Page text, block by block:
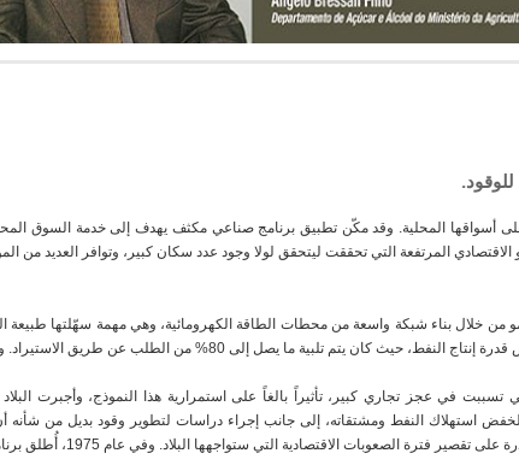
للوقود.
أسواقها المحلية. وقد مكّن تطبيق برنامج صناعي مكثف يهدف إلى خدمة السوق
الاقتصادي المرتفعة التي تحققت ليتحقق لولا وجود عدد سكان كبير، وتوافر العديد من
من خلال بناء شبكة واسعة من محطات الطاقة الكهرومائية، وهي مهمة سهّلتها طبيعة
كان يتم تلبية ما يصل إلى 80% من الطلب عن طريق الاستيراد. وقد أثرت
في عجز تجاري كبير، تأثيراً بالغاً على استمرارية هذا النموذج، وأجبرت البلاد
استهلاك النفط ومشتقاته، إلى جانب إجراء دراسات لتطوير وقود بديل من شأنه
الصعوبات الاقتصادية التي ستواجهها البلاد. وفي عام 1975، أُطلق برنامج "مؤيد للكحول".